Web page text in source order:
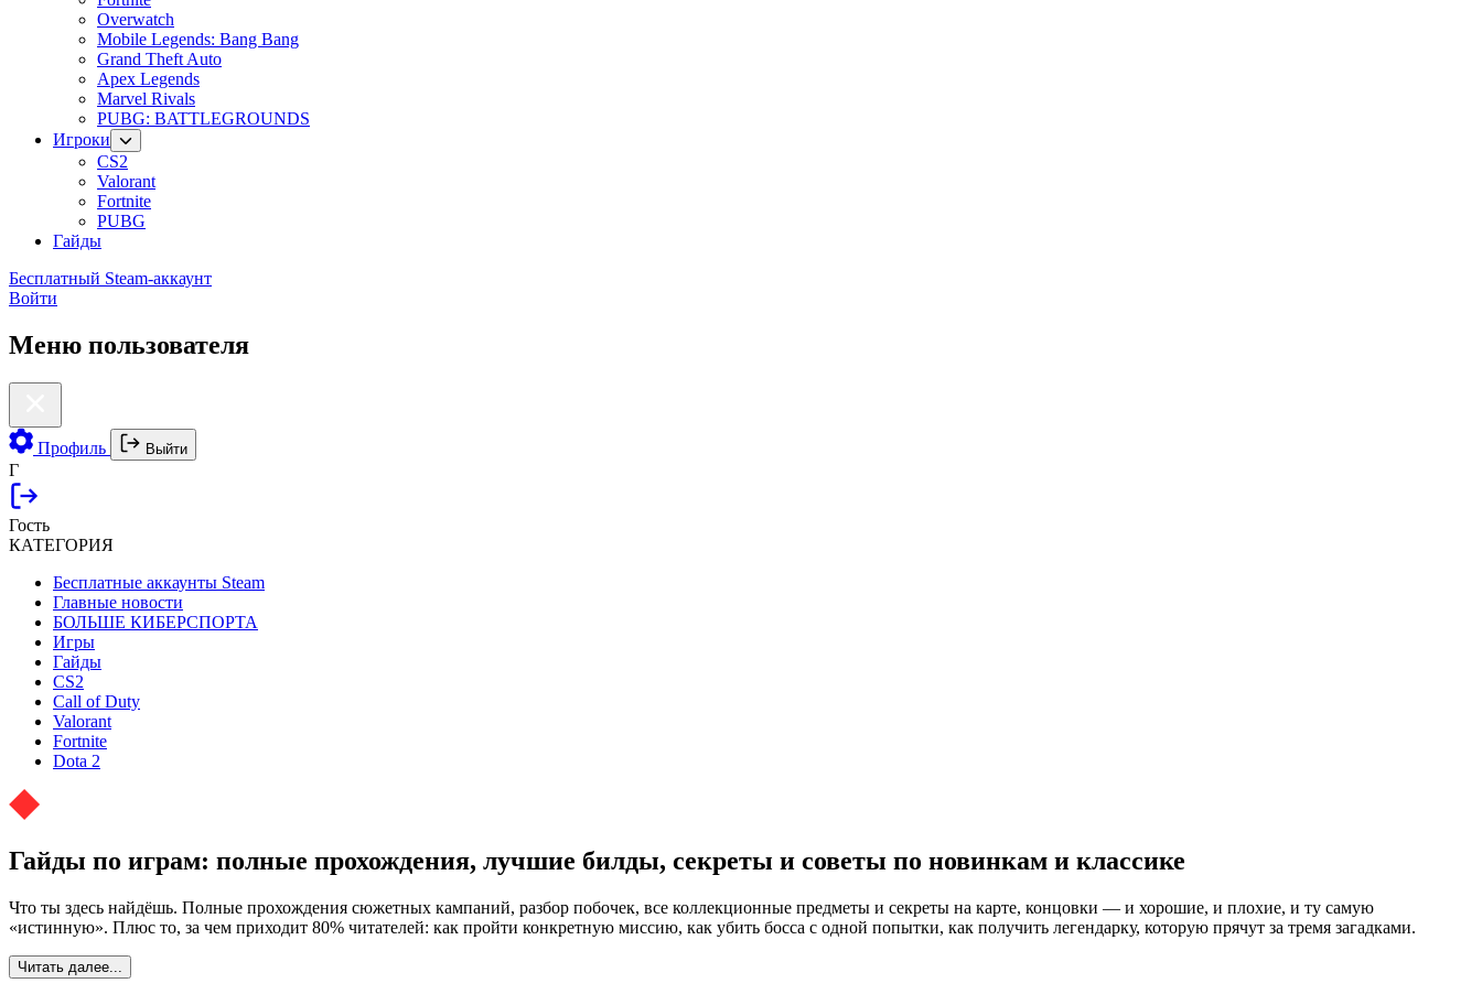
Overwatch
Mobile Legends: Bang Bang
Grand Theft Auto
Apex Legends
Marvel Rivals
PUBG: BATTLEGROUNDS
Игроки
CS2
Valorant
Fortnite
PUBG
Гайды
Бесплатный Steam-аккаунт
Войти
Меню пользователя
Профиль Выйти
Г
Гость
КАТЕГОРИЯ
Бесплатные аккаунты Steam
Главные новости
БОЛЬШЕ КИБЕРСПОРТА
Игры
Гайды
CS2
Call of Duty
Valorant
Fortnite
Dota 2
Гайды по играм: полные прохождения, лучшие билды, секреты и советы по новинкам и классике
Что ты здесь найдёшь. Полные прохождения сюжетных кампаний, разбор побочек, все коллекционные предметы и секреты на карте, концовки — и хорошие, и плохие, и ту самую
«истинную». Плюс то, за чем приходит 80% читателей: как пройти конкретную миссию, как убить босса с одной попытки, как получить легендарку, которую прячут за тремя загадками.
Читать далее...